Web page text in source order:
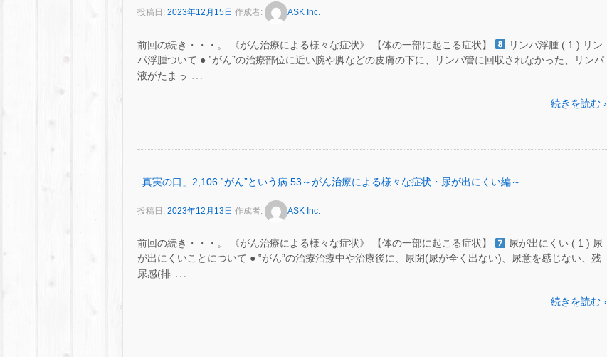
投稿日: 2023年12月15日 作成者: ASK Inc.
前回の続き・・・。 《がん治療による様々な症状》 【体の一部に起こる症状】
リンパ浮腫 ( 1 ) リン
パ浮腫ついて ● ‟がん”の治療部位に近い腕や脚などの皮膚の下に、リンパ管に回収されなかった、リンパ
液がたまっ …
続きを読む ›
｢真実の口」2,106 ‟がん”という病 53～がん治療による様々な症状・尿が出にくい編～
投稿日: 2023年12月13日 作成者: ASK Inc.
前回の続き・・・。 《がん治療による様々な症状》 【体の一部に起こる症状】
尿が出にくい ( 1 ) 尿
が出にくいことについて ● ‟がん”の治療治療中や治療後に、尿閉(尿が全く出ない)、尿意を感じない、残
尿感(排 …
続きを読む ›